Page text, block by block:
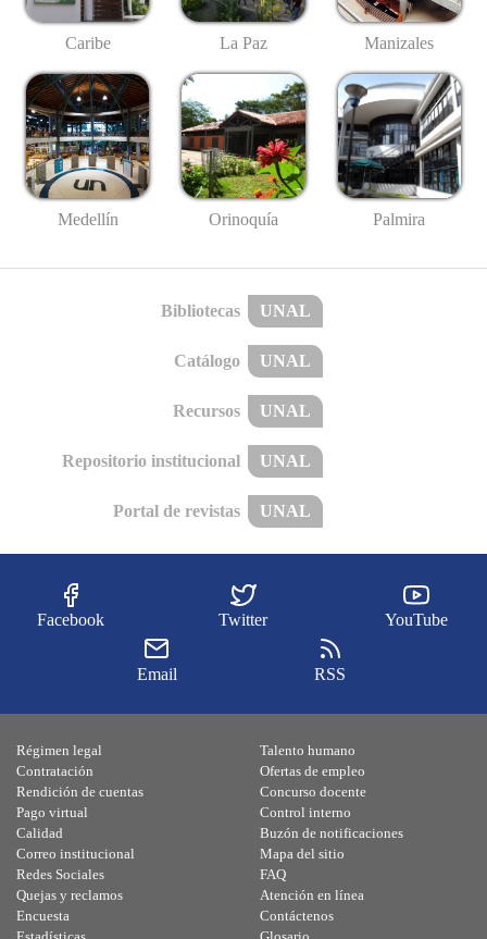
Caribe La Paz Manizales
Medellín Orinoquía Palmira
Bibliotecas UNAL
Catálogo UNAL
Recursos UNAL
Repositorio institucional UNAL
Portal de revistas UNAL
Facebook Twitter YouTube
Email RSS
Régimen legal
Contratación
Rendición de cuentas
Pago virtual
Calidad
Talento humano
Ofertas de empleo
Concurso docente
Control interno
Buzón de notificaciones
Correo institucional
Redes Sociales
Quejas y reclamos
Encuesta
Mapa del sitio
FAQ
Atención en línea
Contáctenos